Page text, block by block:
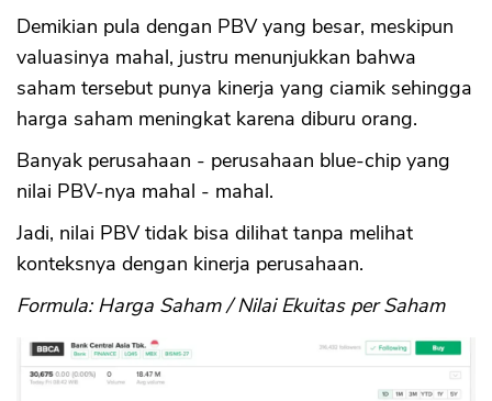
Demikian pula dengan PBV yang besar, meskipun
valuasinya mahal, justru menunjukkan bahwa
saham tersebut punya kinerja yang ciamik sehingga
harga saham meningkat karena diburu orang.
Banyak perusahaan - perusahaan blue-chip yang
nilai PBV-nya mahal - mahal.
Jadi, nilai PBV tidak bisa dilihat tanpa melihat
konteksnya dengan kinerja perusahaan.
Formula: Harga Saham / Nilai Ekuitas per Saham